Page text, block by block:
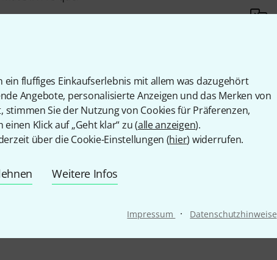
fluffiges Einkaufserlebnis mit allem was dazugehört
Angebote, personalisierte Anzeigen und das Merken von
stimmen Sie der Nutzung von Cookies für Präferenzen,
Klick auf „Geht klar“ zu (alle anzeigen).
über die Cookie-Einstellungen (hier) widerrufen.
Weitere Infos
Impressum · Datenschutzhinweise
23
zum Notieren von Akkorden
DIN A-5 quer
im Block